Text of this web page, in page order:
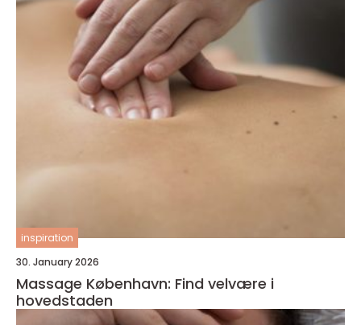
inspiration
30. January 2026
Massage København: Find velvære i
hovedstaden